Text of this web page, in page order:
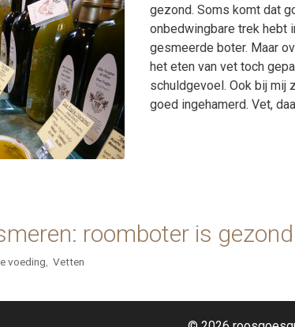
gezond. Soms komt dat
onbedwingbare trek hebt
gesmeerde boter. Maar
het eten van vet toch
schuldgevoel. Ook bij mij
goed ingehamerd. Vet,
roomboter is gezond
voeding Vetten